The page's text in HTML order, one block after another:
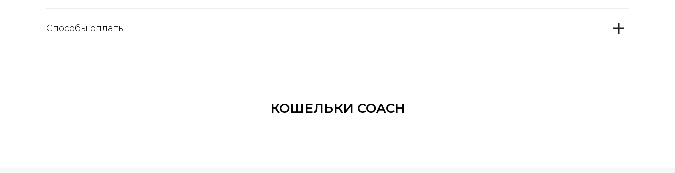
Способы оплаты
КОШЕЛЬКИ COACH